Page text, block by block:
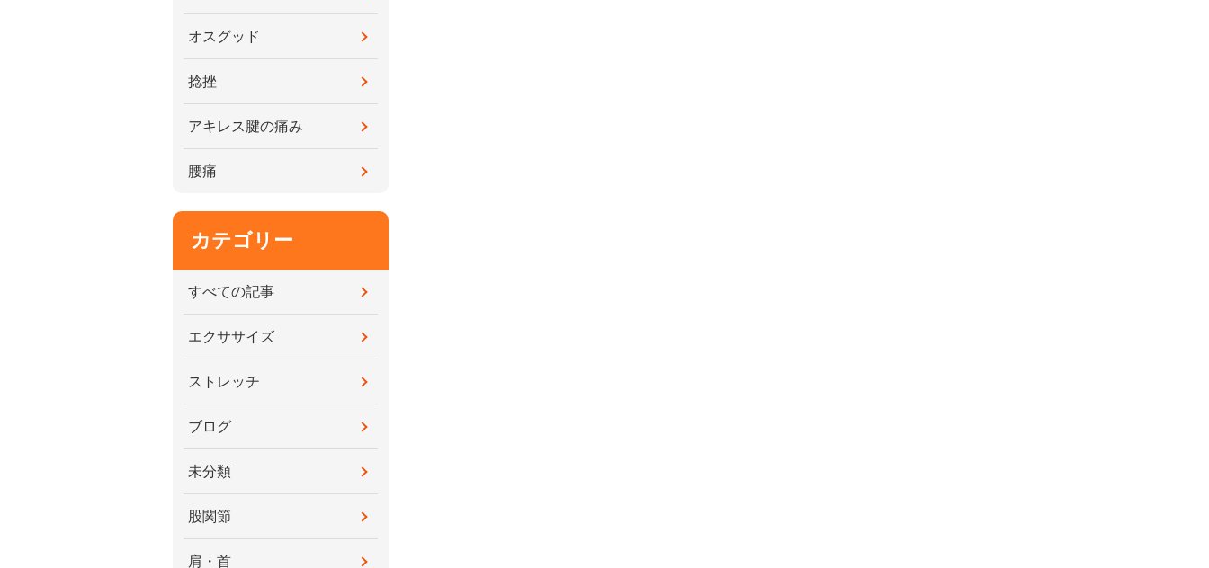
オスグッド
捻挫
アキレス腱の痛み
腰痛
カテゴリー
すべての記事
エクササイズ
ストレッチ
ブログ
未分類
股関節
肩・首